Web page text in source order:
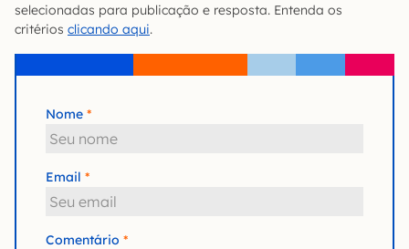
selecionadas para publicação e resposta. Entenda os
critérios clicando aqui.
Nome
Email
Comentário